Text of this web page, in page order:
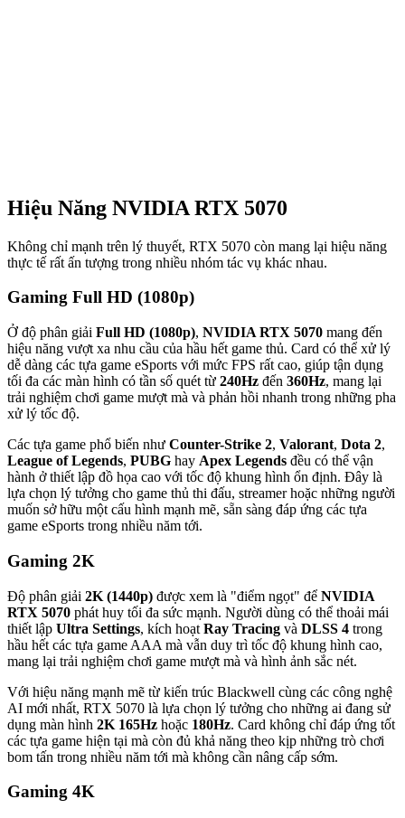
Hiệu Năng NVIDIA RTX 5070
Không chỉ mạnh trên lý thuyết, RTX 5070 còn mang lại hiệu năng
thực tế rất ấn tượng trong nhiều nhóm tác vụ khác nhau.
Gaming Full HD (1080p)
Ở độ phân giải Full HD (1080p), NVIDIA RTX 5070 mang đến
hiệu năng vượt xa nhu cầu của hầu hết game thủ. Card có thể xử lý
dễ dàng các tựa game eSports với mức FPS rất cao, giúp tận dụng
tối đa các màn hình có tần số quét từ 240Hz đến 360Hz, mang lại
trải nghiệm chơi game mượt mà và phản hồi nhanh trong những pha
xử lý tốc độ.
Các tựa game phổ biến như Counter-Strike 2, Valorant, Dota 2,
League of Legends, PUBG hay Apex Legends đều có thể vận
hành ở thiết lập đồ họa cao với tốc độ khung hình ổn định. Đây là
lựa chọn lý tưởng cho game thủ thi đấu, streamer hoặc những người
muốn sở hữu một cấu hình mạnh mẽ, sẵn sàng đáp ứng các tựa
game eSports trong nhiều năm tới.
Gaming 2K
Độ phân giải 2K (1440p) được xem là "điểm ngọt" để NVIDIA
RTX 5070 phát huy tối đa sức mạnh. Người dùng có thể thoải mái
thiết lập Ultra Settings, kích hoạt Ray Tracing và DLSS 4 trong
hầu hết các tựa game AAA mà vẫn duy trì tốc độ khung hình cao,
mang lại trải nghiệm chơi game mượt mà và hình ảnh sắc nét.
Với hiệu năng mạnh mẽ từ kiến trúc Blackwell cùng các công nghệ
AI mới nhất, RTX 5070 là lựa chọn lý tưởng cho những ai đang sử
dụng màn hình 2K 165Hz hoặc 180Hz. Card không chỉ đáp ứng tốt
các tựa game hiện tại mà còn đủ khả năng theo kịp những trò chơi
bom tấn trong nhiều năm tới mà không cần nâng cấp sớm.
Gaming 4K